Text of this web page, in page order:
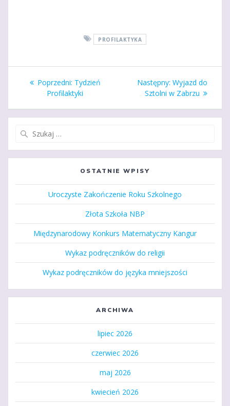
PROFILAKTYKA
Nawigacja
wpisu
Poprzedni: Poprzedni
wpis:
Tydzień
Profilaktyki
Następny: Następny
wpis:
Wyjazd do
Sztolni w Zabrzu
OSTATNIE WPISY
Uroczyste Zakończenie Roku Szkolnego
Złota Szkoła NBP
Międzynarodowy Konkurs Matematyczny Kangur
Wykaz podręczników do religii
Wykaz podręczników do języka mniejszości
ARCHIWA
lipiec 2026
czerwiec 2026
maj 2026
kwiecień 2026